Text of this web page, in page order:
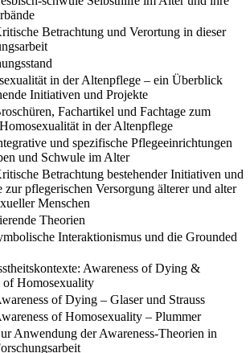
Betrachtung und Verortung in dieser
in der Altenpflege – ein Überblick
Initiativen und Projekte
Fachartikel und Fachtage zum
in der Altenpflege
und spezifische Pflegeeinrichtungen
und Schwule im Alter
Betrachtung bestehender Initiativen und
zur pflegerischen Versorgung älterer und alter
Menschen
Theorien
Interaktionismus und die Grounded
Awareness of Dying &
of Homosexuality
of Dying – Glaser und Strauss
of Homosexuality – Plummer
Anwendung der Awareness-Theorien in